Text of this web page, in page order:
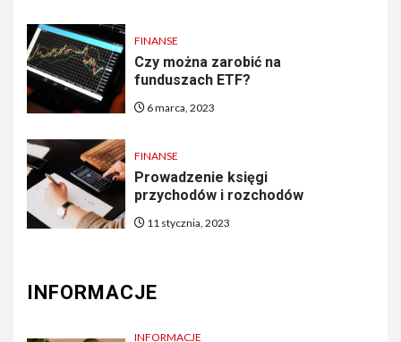
FINANSE
Czy można zarobić na
funduszach ETF?
6 marca, 2023
FINANSE
Prowadzenie księgi
przychodów i rozchodów
11 stycznia, 2023
INFORMACJE
INFORMACJE